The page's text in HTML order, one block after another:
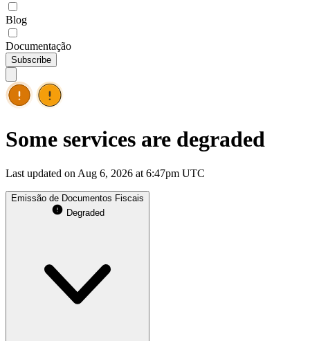
Blog
Documentação
Subscribe
Some services are degraded
Last updated on Aug 6, 2026 at 6:47pm UTC
Emissão de Documentos Fiscais
Degraded